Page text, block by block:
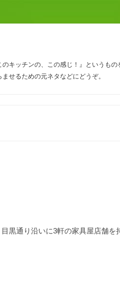
キッチンの、この感じ！』というも
せるための元ネタなどにどうぞ。
目黒通り沿いに3軒の家具屋店舗を